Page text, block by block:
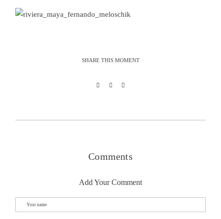
SHARE THIS MOMENT
Comments
Add Your Comment